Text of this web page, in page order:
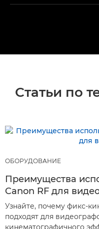
Статьи по
ОБОРУДОВАНИЕ
Преимущества
Canon RF для
Узнайте, почему фикс-
подходят для